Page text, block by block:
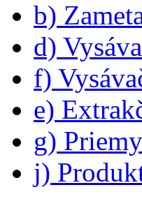
b)
d)
f)
e)
g)
j)